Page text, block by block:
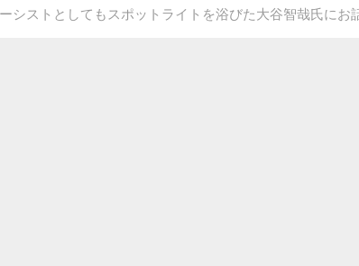
シストとしてもスポットライトを浴びた大谷智哉氏にお